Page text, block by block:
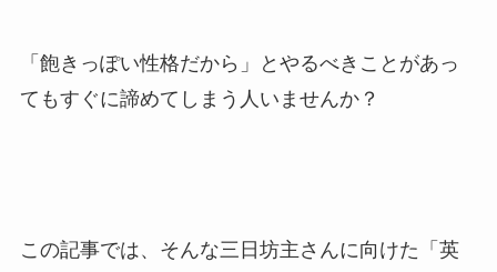
「飽きっぽい性格だから」とやるべきことがあっ
てもすぐに諦めてしまう人いませんか？
この記事では、そんな三日坊主さんに向けた「英